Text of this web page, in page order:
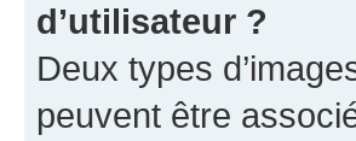
d’utilisateur ?
Deux types
peuvent être